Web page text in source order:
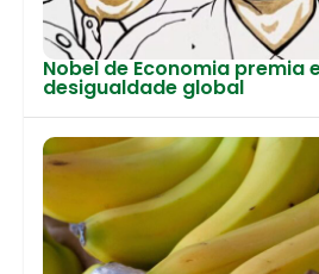
Nobel de Economia premia
desigualdade global